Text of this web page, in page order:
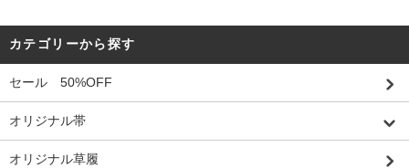
カテゴリーから探す
セール 50%OFF
オリジナル帯
オリジナル草履